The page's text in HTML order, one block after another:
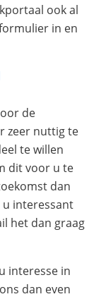
ook al
in en
de
zeer nuttig te
te willen
dit voor u te
dan
u interessant
het dan graag
interesse in
dan even